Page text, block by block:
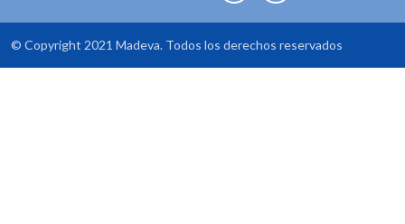
© Copyright 2021 Madeva. Todos los derechos reservados